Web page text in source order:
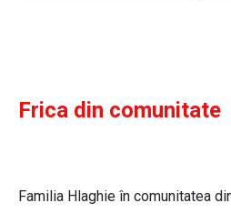
Frica din comunitate
Familia Hlaghie în comunitatea